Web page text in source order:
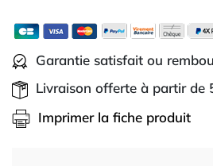
Garantie satisfait ou
Livraison offerte à partir de
Imprimer la fiche produit